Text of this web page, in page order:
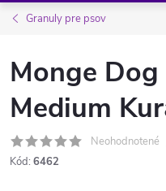
Granuly pre psov
Monge
Medium
Neohodnotené
Kód: 6462